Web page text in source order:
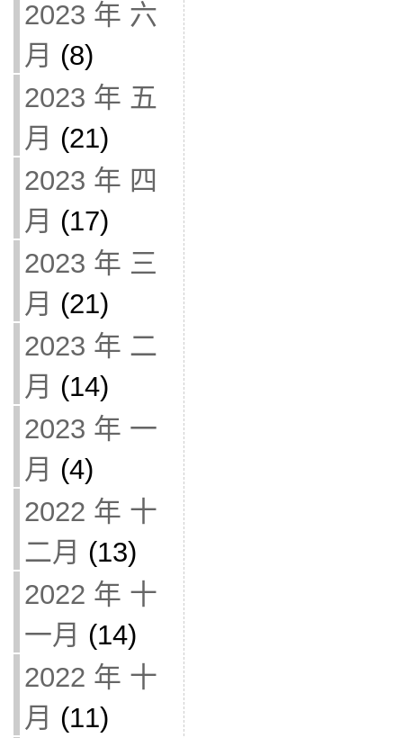
2023 年 六
月 (8)
2023 年 五
月 (21)
2023 年 四
月 (17)
2023 年 三
月 (21)
2023 年 二
月 (14)
2023 年 一
月 (4)
2022 年 十
二月 (13)
2022 年 十
一月 (14)
2022 年 十
月 (11)